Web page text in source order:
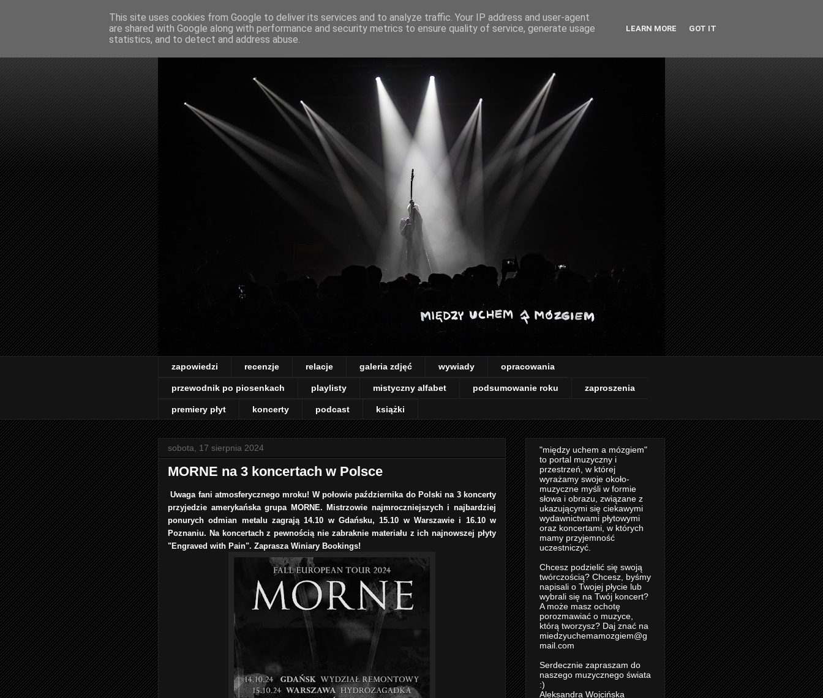
zapowiedzi recenzje relacje galeria zdjęć wywiady opracowania
przewodnik po piosenkach playlisty mistyczny alfabet podsumowanie roku zaproszenia
premiery płyt koncerty podcast książki
sobota, 17 sierpnia 2024
MORNE na 3 koncertach w Polsce
Uwaga fani atmosferycznego mroku! W połowie października do Polski na 3 koncerty
przyjedzie amerykańska grupa MORNE. Mistrzowie najmroczniejszych i najbardziej
ponurych odmian metalu zagrają 14.10 w Gdańsku, 15.10 w Warszawie i 16.10 w
Poznaniu. Na koncertach z pewnością nie zabraknie materiału z ich najnowszej płyty
"Engraved with Pain". Zaprasza Winiary Bookings!
"między uchem a mózgiem"
to portal muzyczny i
przestrzeń, w której
wyrażamy swoje około-
muzyczne myśli w formie
słowa i obrazu, związane z
ukazującymi się ciekawymi
wydawnictwami płytowymi
oraz koncertami, w których
mamy przyjemność
uczestniczyć.
Chcesz podzielić się swoją
twórczością? Chcesz, byśmy
napisali o Twojej płycie lub
wybrali się na Twój koncert?
A może masz ochotę
porozmawiać o muzyce,
którą tworzysz? Daj znać na
miedzyuchemamozgiem@g
mail.com
Serdecznie zapraszam do
naszego muzycznego świata
:)
Aleksandra Wojcińska
This site uses cookies from Google to deliver its services and to analyze traffic. Your IP address and user-agent
are shared with Google along with performance and security metrics to ensure quality of service, generate usage
statistics, and to detect and address abuse.
LEARN MORE GOT IT